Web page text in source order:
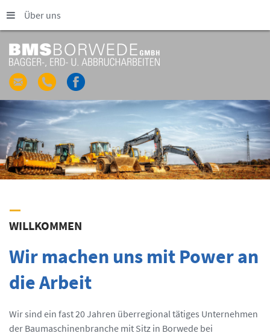
Über uns
WILLKOMMEN
Wir machen uns mit Power an
die Arbeit
Wir sind ein fast 20 Jahren überregional tätiges Unternehmen
der Baumaschinenbranche mit Sitz in Borwede bei